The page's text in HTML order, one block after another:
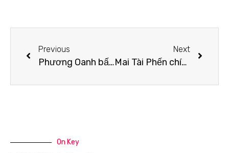
Previous
Phương Oanh bất ngờ lấn sân ca hát sau nhiều lùm xùm tình cảm
Next
Mai Tài Phến chính thức gia nhập “Hội chỉ follow mình em”
On Key